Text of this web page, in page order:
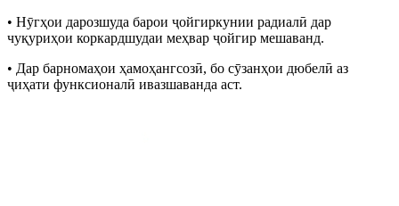
• Нӯгҳои дарозшуда барои ҷойгиркунии радиалӣ дар
чуқуриҳои коркардшудаи меҳвар ҷойгир мешаванд.
• Дар барномаҳои ҳамоҳангсозӣ, бо сӯзанҳои дюбелӣ аз
ҷиҳати функсионалӣ ивазшаванда аст.